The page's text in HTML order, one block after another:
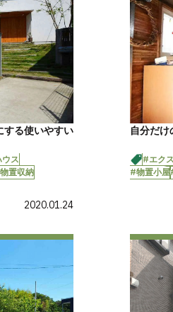
する使いやすい
ス
置収納
2020.01.24
自分だけ
#エク
#物置小屋